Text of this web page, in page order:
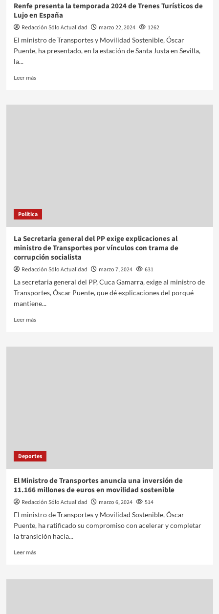
Renfe presenta la temporada 2024 de Trenes Turísticos de
Lujo en España
Redacción Sólo Actualidad marzo 22, 2024
1262
El ministro de Transportes y Movilidad Sostenible, Óscar
Puente, ha presentado, en la estación de Santa Justa en Sevilla,
la...
Leer más
Política
La Secretaria general del PP exige explicaciones al
ministro de Transportes por vínculos con trama de
corrupción socialista
Redacción Sólo Actualidad marzo 7, 2024
631
La secretaria general del PP, Cuca Gamarra, exige al ministro de
Transportes, Óscar Puente, que dé explicaciones del porqué
mantiene...
Leer más
Deportes
El Ministro de Transportes anuncia una inversión de
11.166 millones de euros en movilidad sostenible
Redacción Sólo Actualidad marzo 6, 2024
514
El ministro de Transportes y Movilidad Sostenible, Óscar
Puente, ha ratificado su compromiso con acelerar y completar
la transición hacia...
Leer más